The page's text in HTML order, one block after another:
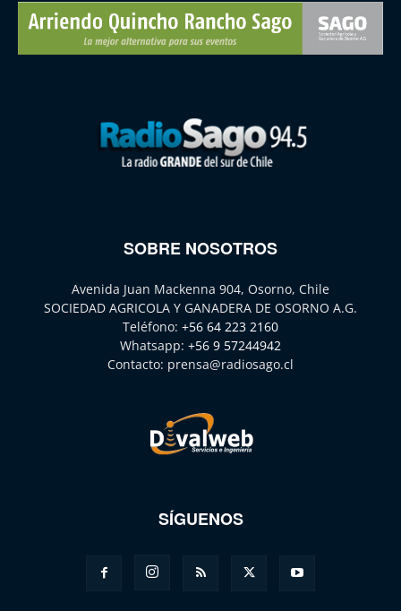
SOBRE NOSOTROS
Avenida Juan Mackenna 904, Osorno, Chile
SOCIEDAD AGRICOLA Y GANADERA DE OSORNO A.G.
Teléfono: +56 64 223 2160
Whatsapp: +56 9 57244942
Contacto: prensa@radiosago.cl
SÍGUENOS